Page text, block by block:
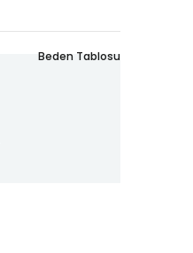
Beden Tablosu